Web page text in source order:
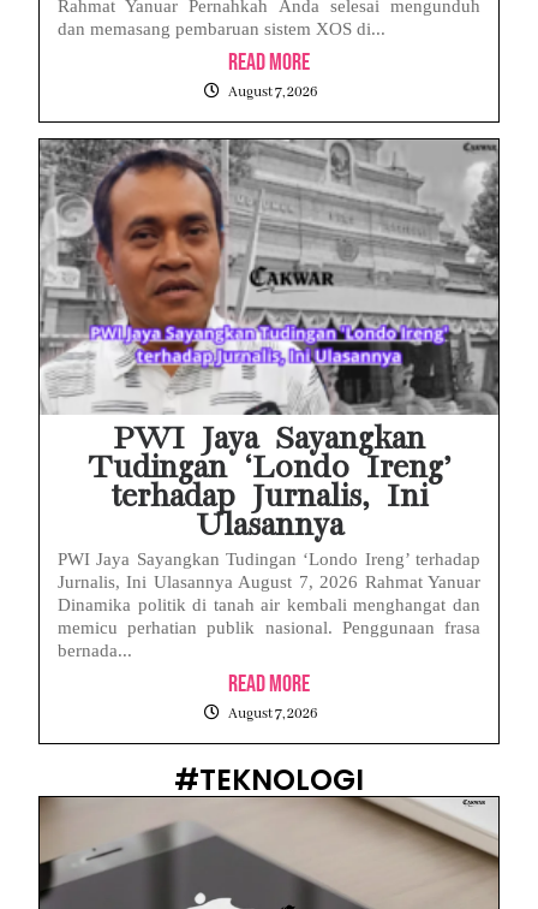
Rahmat Yanuar Pernahkah Anda selesai mengunduh
dan memasang pembaruan sistem XOS di...
Read More
August 7, 2026
PWI Jaya Sayangkan
Tudingan ‘Londo Ireng’
terhadap Jurnalis, Ini
Ulasannya
PWI Jaya Sayangkan Tudingan ‘Londo Ireng’ terhadap
Jurnalis, Ini Ulasannya August 7, 2026 Rahmat Yanuar
Dinamika politik di tanah air kembali menghangat dan
memicu perhatian publik nasional. Penggunaan frasa
bernada...
Read More
August 7, 2026
#TEKNOLOGI